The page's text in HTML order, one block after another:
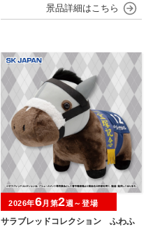
サラブレッドコレクション ふわふ
2026年6月第2週～登場